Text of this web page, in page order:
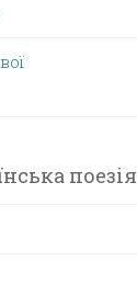
поезія